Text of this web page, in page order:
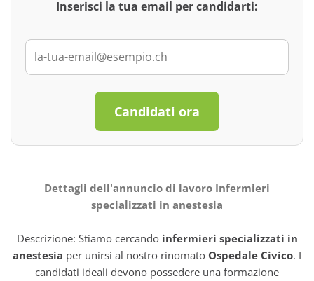
Inserisci la tua email per candidarti:
Candidati ora
Dettagli dell'annuncio di lavoro Infermieri
specializzati in anestesia
Descrizione: Stiamo cercando infermieri specializzati in
anestesia per unirsi al nostro rinomato Ospedale Civico. I
candidati ideali devono possedere una formazione